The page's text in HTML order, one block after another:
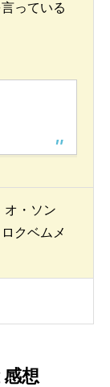
っている
・ソン
クベムメ
想